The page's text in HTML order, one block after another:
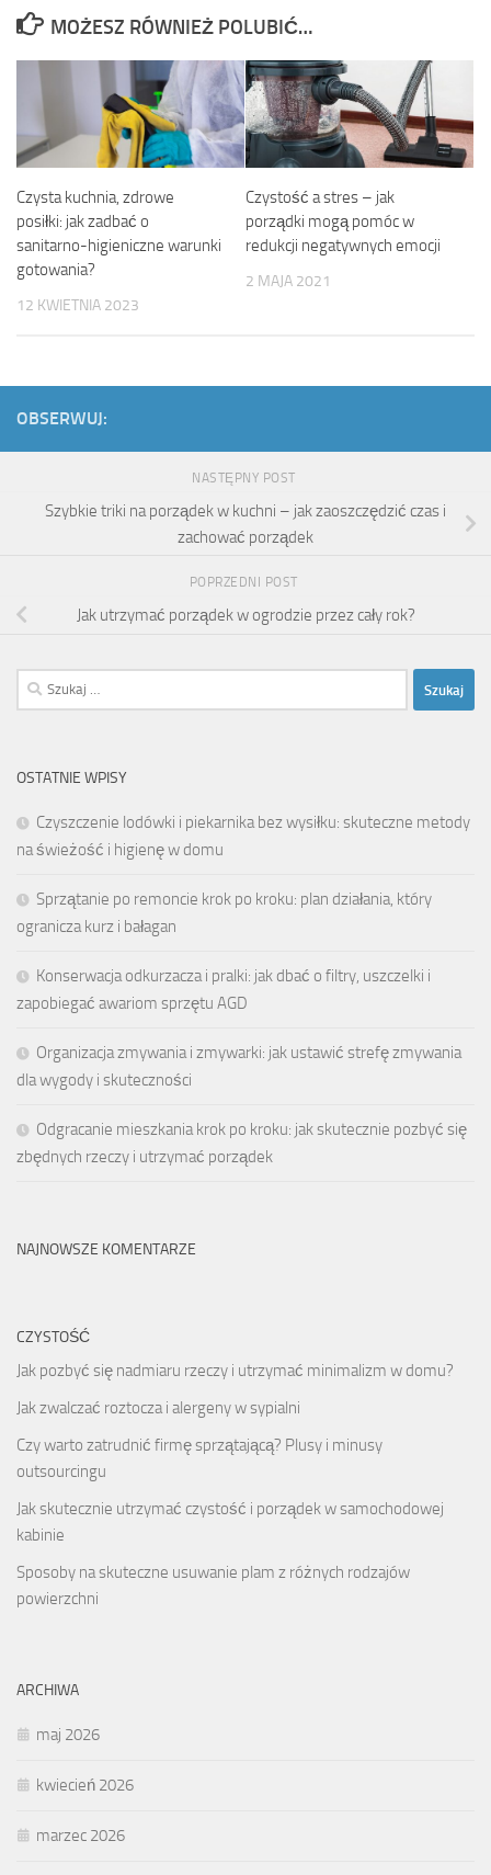
MOŻESZ RÓWNIEŻ POLUBIĆ…
Czysta kuchnia, zdrowe
posiłki: jak zadbać o
sanitarno-higieniczne warunki
gotowania?
12 KWIETNIA 2023
Czystość a stres – jak
porządki mogą pomóc w
redukcji negatywnych emocji
2 MAJA 2021
OBSERWUJ:
NASTĘPNY POST
Szybkie triki na porządek w kuchni – jak zaoszczędzić czas i
zachować porządek
POPRZEDNI POST
Jak utrzymać porządek w ogrodzie przez cały rok?
Szukaj:
OSTATNIE WPISY
Czyszczenie lodówki i piekarnika bez wysiłku: skuteczne metody
na świeżość i higienę w domu
Sprzątanie po remoncie krok po kroku: plan działania, który
ogranicza kurz i bałagan
Konserwacja odkurzacza i pralki: jak dbać o filtry, uszczelki i
zapobiegać awariom sprzętu AGD
Organizacja zmywania i zmywarki: jak ustawić strefę zmywania
dla wygody i skuteczności
Odgracanie mieszkania krok po kroku: jak skutecznie pozbyć się
zbędnych rzeczy i utrzymać porządek
NAJNOWSZE KOMENTARZE
CZYSTOŚĆ
Jak pozbyć się nadmiaru rzeczy i utrzymać minimalizm w domu?
Jak zwalczać roztocza i alergeny w sypialni
Czy warto zatrudnić firmę sprzątającą? Plusy i minusy
outsourcingu
Jak skutecznie utrzymać czystość i porządek w samochodowej
kabinie
Sposoby na skuteczne usuwanie plam z różnych rodzajów
powierzchni
ARCHIWA
maj 2026
kwiecień 2026
marzec 2026